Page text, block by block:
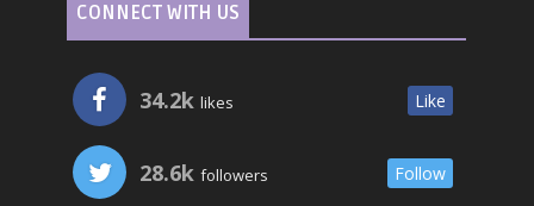
CONNECT WITH US
34.2k likes Like
28.6k followers Follow